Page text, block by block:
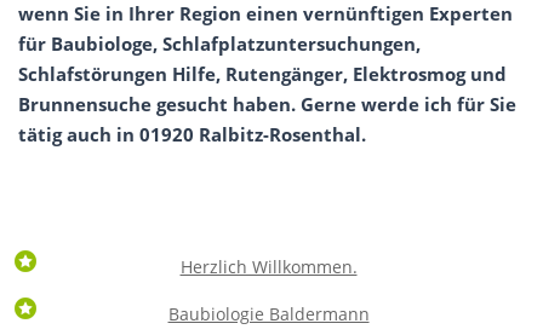
wenn Sie in Ihrer Region einen vernünftigen Experten
für Baubiologe, Schlafplatzuntersuchungen,
Schlafstörungen Hilfe, Rutengänger, Elektrosmog und
Brunnensuche gesucht haben. Gerne werde ich für Sie
tätig auch in 01920 Ralbitz-Rosenthal.
Herzlich Willkommen.
Baubiologie Baldermann